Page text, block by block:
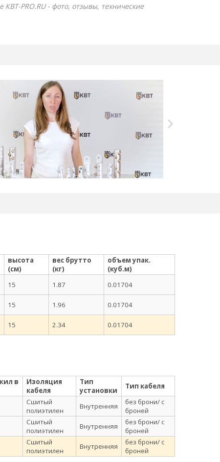
PRO.RU - фото, отзывы, технические
высота
(см)
вес брутто
(кг)
объем упак.
(куб.м)
15 1.87 0.01704
15 1.96 0.01704
15 2.34 0.01704
в
Изоляция
кабеля
Тип
установки
Тип кабеля
Сшитый
полиэтилен
Внутренняя
без брони/ с
броней
Сшитый
полиэтилен
Внутренняя
без брони/ с
броней
Сшитый
полиэтилен
Внутренняя
без брони/ с
броней